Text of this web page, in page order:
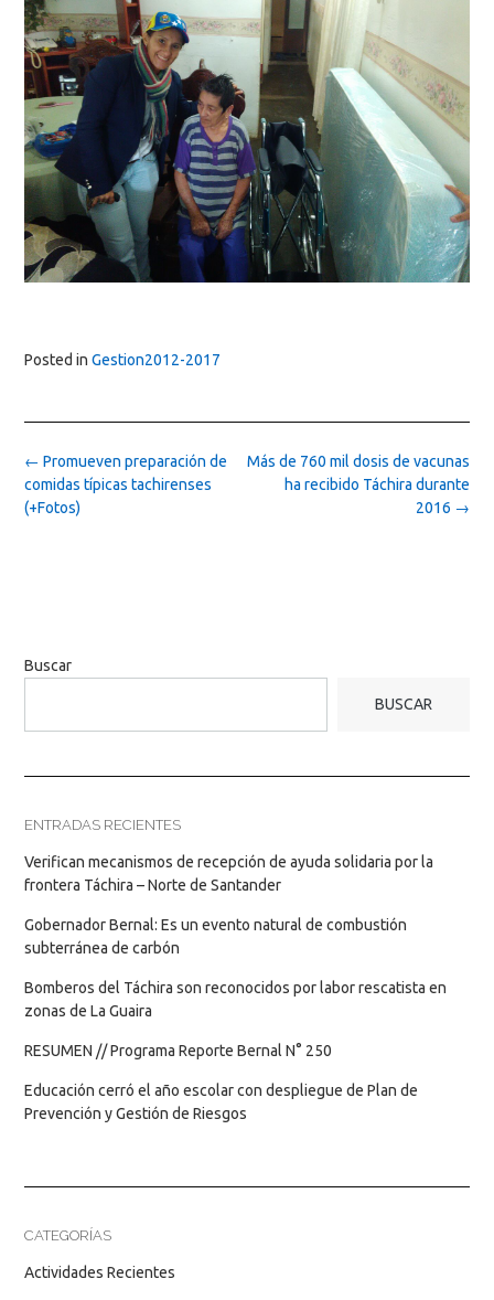
Posted in Gestion2012-2017
Post
navigation
Más de 760 mil dosis de vacunas
ha recibido Táchira durante
2016 →
← Promueven preparación de
comidas típicas tachirenses
(+Fotos)
Buscar
BUSCAR
ENTRADAS RECIENTES
Verifican mecanismos de recepción de ayuda solidaria por la
frontera Táchira – Norte de Santander
Gobernador Bernal: Es un evento natural de combustión
subterránea de carbón
Bomberos del Táchira son reconocidos por labor rescatista en
zonas de La Guaira
RESUMEN // Programa Reporte Bernal N° 250
Educación cerró el año escolar con despliegue de Plan de
Prevención y Gestión de Riesgos
CATEGORÍAS
Actividades Recientes